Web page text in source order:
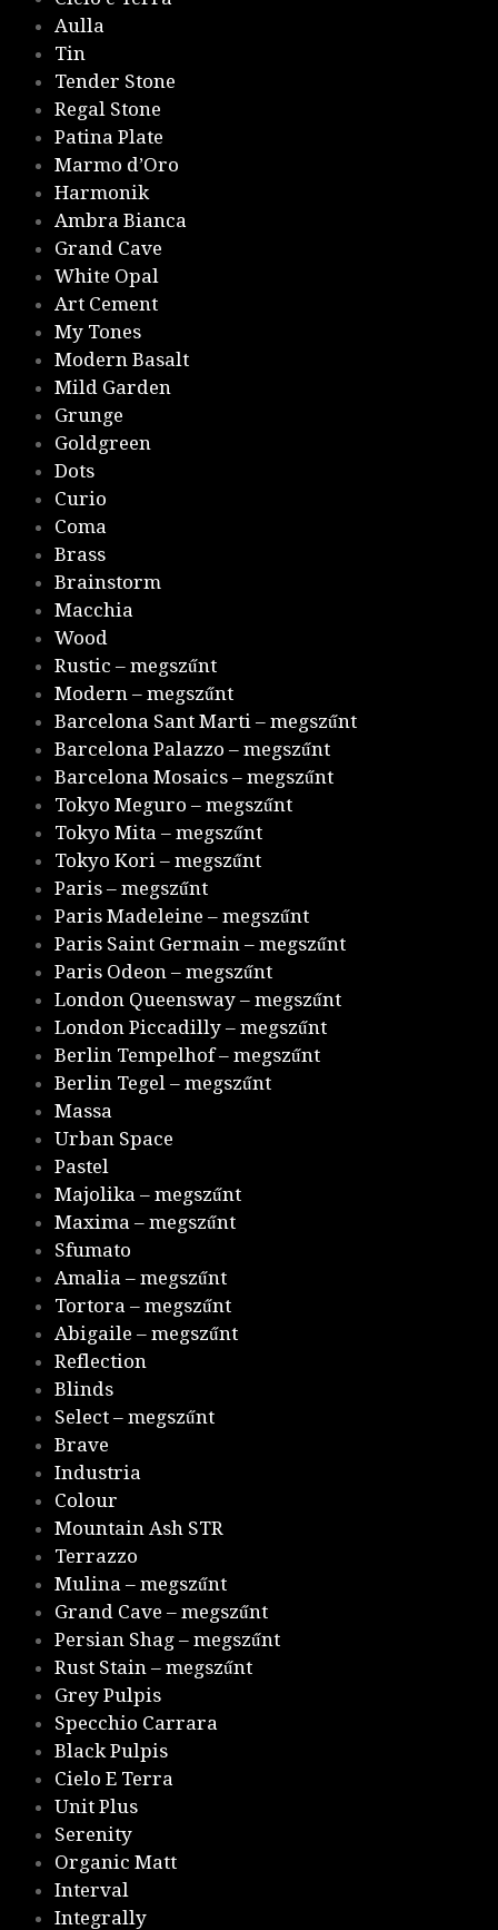
Aulla
Tin
Tender Stone
Regal Stone
Patina Plate
Marmo d’Oro
Harmonik
Ambra Bianca
Grand Cave
White Opal
Art Cement
My Tones
Modern Basalt
Mild Garden
Grunge
Goldgreen
Dots
Curio
Coma
Brass
Brainstorm
Macchia
Wood
Rustic – megszűnt
Modern – megszűnt
Barcelona Sant Marti – megszűnt
Barcelona Palazzo – megszűnt
Barcelona Mosaics – megszűnt
Tokyo Meguro – megszűnt
Tokyo Mita – megszűnt
Tokyo Kori – megszűnt
Paris – megszűnt
Paris Madeleine – megszűnt
Paris Saint Germain – megszűnt
Paris Odeon – megszűnt
London Queensway – megszűnt
London Piccadilly – megszűnt
Berlin Tempelhof – megszűnt
Berlin Tegel – megszűnt
Massa
Urban Space
Pastel
Majolika – megszűnt
Maxima – megszűnt
Sfumato
Amalia – megszűnt
Tortora – megszűnt
Abigaile – megszűnt
Reflection
Blinds
Select – megszűnt
Brave
Industria
Colour
Mountain Ash STR
Terrazzo
Mulina – megszűnt
Grand Cave – megszűnt
Persian Shag – megszűnt
Rust Stain – megszűnt
Grey Pulpis
Specchio Carrara
Black Pulpis
Cielo E Terra
Unit Plus
Serenity
Organic Matt
Interval
Integrally